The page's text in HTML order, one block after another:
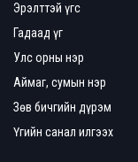
Эрэлттэй үгс
Гадаад үг
Улс орны нэр
Аймаг, сумын нэр
Зөв бичгийн дүрэм
Үгийн санал илгээх